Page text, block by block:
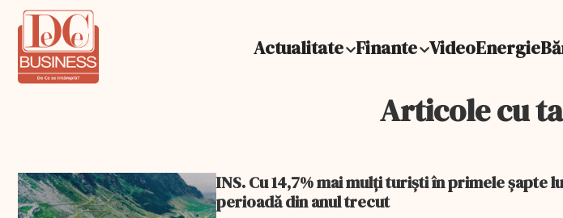
Actualitate Finante VideoEnergie
Articole cu
INS. Cu 14,7% mai mulți turiști în primele șapte
perioadă din anul trecut